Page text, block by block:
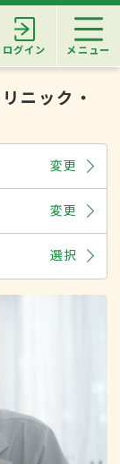
ログイン メニュー
ニック・
変更
変更
選択